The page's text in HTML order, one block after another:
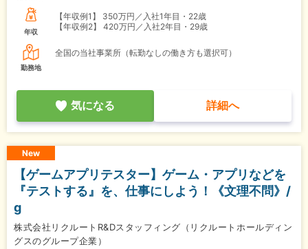
年収
【年収例1】
350万円／入社1年目・22歳
【年収例2】
420万円／入社2年目・29歳
勤務地
全国の当社事業所（転勤なしの働き方も選択可）
気になる 詳細へ
New
【ゲームアプリテスター】ゲーム・アプリなどを
『テストする』を、仕事にしよう！《文理不問》/
g
株式会社リクルートR&Dスタッフィング（リクルートホールディン
グスのグループ企業）